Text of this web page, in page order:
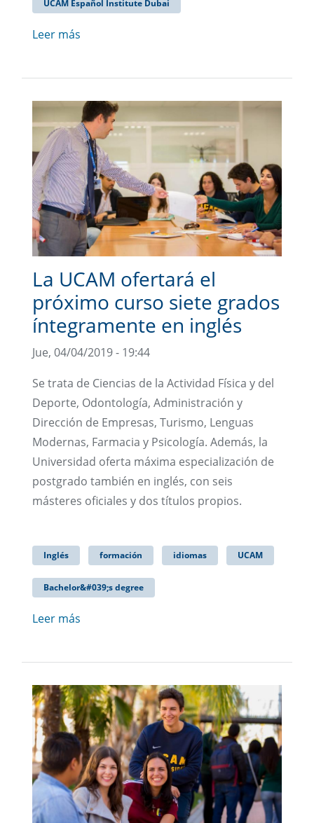
UCAM Español Institute Dubai
Leer más
La UCAM ofertará el
próximo curso siete grados
íntegramente en inglés
Jue, 04/04/2019 - 19:44
Se trata de Ciencias de la Actividad Física y del
Deporte, Odontología, Administración y
Dirección de Empresas, Turismo, Lenguas
Modernas, Farmacia y Psicología. Además, la
Universidad oferta máxima especialización de
postgrado también en inglés, con seis
másteres oficiales y dos títulos propios.
Inglés formación idiomas UCAM
Bachelor&#039;s degree
Leer más